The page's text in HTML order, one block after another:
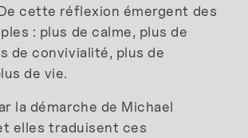
cette réflexion émergent des
: plus de calme, plus de
de convivialité, plus de
de vie.
la démarche de Michael
elles traduisent ces